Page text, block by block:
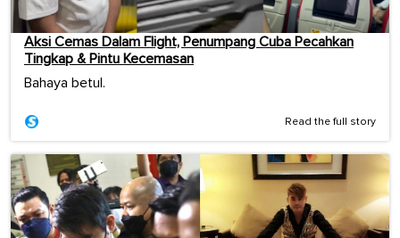
Aksi Cemas Dalam Flight, Penumpang Cuba Pecahkan
Tingkap & Pintu Kecemasan
Bahaya betul.
Read the full story